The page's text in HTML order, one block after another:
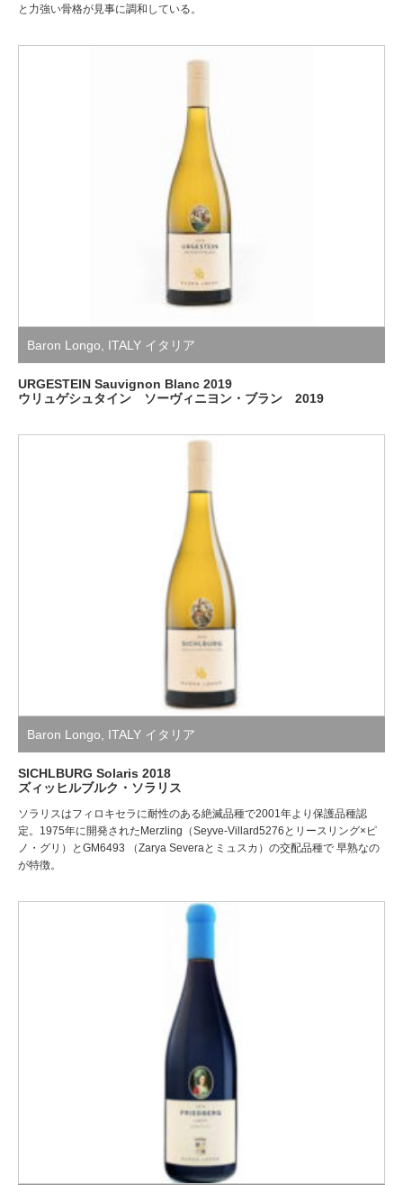
と力強い骨格が見事に調和している。
Baron Longo, ITALY イタリア
URGESTEIN Sauvignon Blanc 2019
ウリュゲシュタイン ソーヴィニヨン・ブラン 2019
Baron Longo, ITALY イタリア
SICHLBURG Solaris 2018
ズィッヒルブルク・ソラリス
ソラリスはフィロキセラに耐性のある絶滅品種で2001年より保護品種認
定。1975年に開発されたMerzling（Seyve-Villard5276とリースリング×ピ
ノ・グリ）とGM6493 （Zarya Severaとミュスカ）の交配品種で 早熟なの
が特徴。